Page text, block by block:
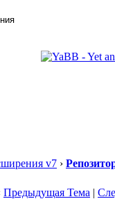
v7 ›
Предыдущая Тема |